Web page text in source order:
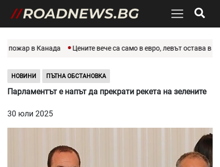
в Канада Цените вече са само в евро, левът остава в
НОВИНИ ПЪТНА ОБСТАНОВКА
Парламентът e напът да прекрати рекета на зелените
30 юли 2025